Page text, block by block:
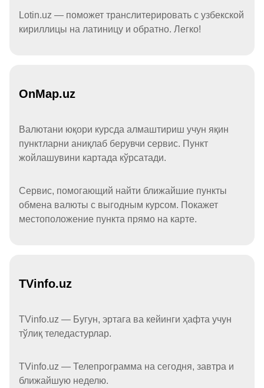
Lotin.uz — поможет транслитерировать с узбекской
кириллицы на латиницу и обратно. Легко!
OnMap.uz
Валютани юқори курсда алмаштириш учун яқин
пунктларни аниқлаб берувчи сервис. Пункт
жойлашувини картада кўрсатади.
Сервис, помогающий найти ближайшие пункты
обмена валюты с выгодным курсом. Покажет
местоположение пункта прямо на карте.
TVinfo.uz
TVinfo.uz — Бугун, эртага ва кейинги ҳафта учун
тўлиқ теледастурлар.
TVinfo.uz — Телепрограмма на сегодня, завтра и
ближайшую неделю.